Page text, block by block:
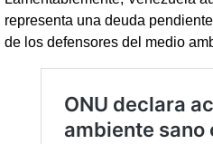
representa una deuda
de los defensores del medio